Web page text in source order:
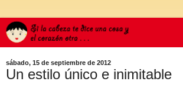
sábado, 15 de septiembre de 2012
Un estilo único e inimitable